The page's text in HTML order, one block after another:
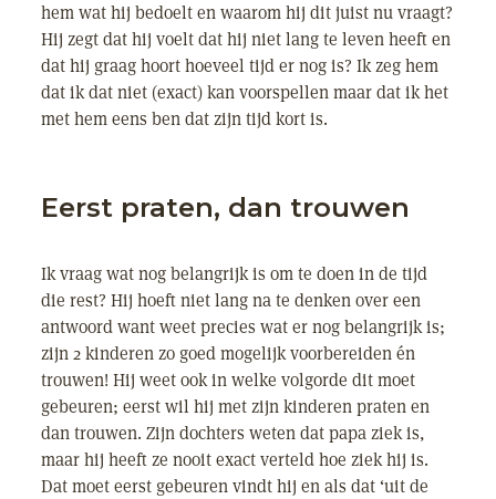
hem wat hij bedoelt en waarom hij dit juist nu vraagt?
Hij zegt dat hij voelt dat hij niet lang te leven heeft en
dat hij graag hoort hoeveel tijd er nog is? Ik zeg hem
dat ik dat niet (exact) kan voorspellen maar dat ik het
met hem eens ben dat zijn tijd kort is.
Eerst praten, dan trouwen
Ik vraag wat nog belangrijk is om te doen in de tijd
die rest? Hij hoeft niet lang na te denken over een
antwoord want weet precies wat er nog belangrijk is;
zijn 2 kinderen zo goed mogelijk voorbereiden én
trouwen! Hij weet ook in welke volgorde dit moet
gebeuren; eerst wil hij met zijn kinderen praten en
dan trouwen. Zijn dochters weten dat papa ziek is,
maar hij heeft ze nooit exact verteld hoe ziek hij is.
Dat moet eerst gebeuren vindt hij en als dat ‘uit de